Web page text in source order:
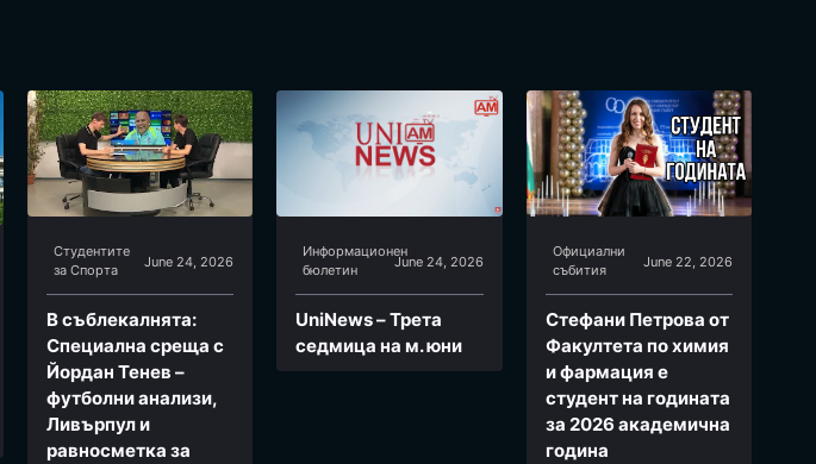
Студентите
за Спортa
June 24, 2026
В съблекалнята:
Специална среща с
Йордан Тенев –
футболни анализи,
Ливърпул и
равносметка за
Информационен
бюлетин
June 24, 2026
UniNews – Трета
седмица на м. юни
Официални
събития
June 22, 2026
Стефани Петрова от
Факултета по химия
и фармация e
студент на годината
за 2026 академична
година